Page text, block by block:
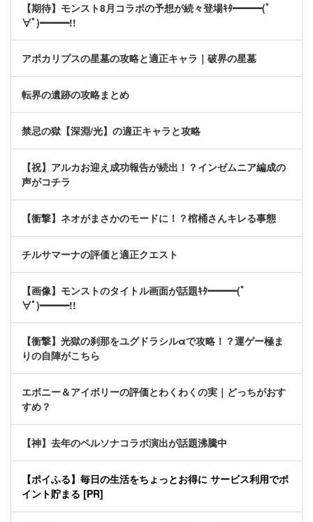
【期待】モンスト8月コラボの予想が続々登場ｷﾀ━━━(ﾟ
∀ﾟ)━━━!!
アポカリプスの星墓の攻略と適正キャラ｜破界の星墓
転界の遺跡の攻略まとめ
禁忌の獄【深淵/光】の適正キャラと攻略
【祝】アルカお迎え成功報告が続出！？インゼムニア編成の
声がコチラ
【衝撃】ネオがまさかのモードに！？棺桶さんキレる事態
チルサマーナの評価と適正クエスト
【画像】モンストのタイトル画面が話題ｷﾀ━━━(ﾟ
∀ﾟ)━━━!!
【衝撃】光獄の刹那をユグドラシルαで攻略！？運ゲー極ま
りの自陣がこちら
エボニー＆アイボリーの評価とわくわくの実｜どっちがおす
すめ？
【神】去年のペルソナコラボ演出が話題沸騰中
【ポイふる】毎日の生活をちょっとお得に サービス利用でポ
イント貯まる [PR]